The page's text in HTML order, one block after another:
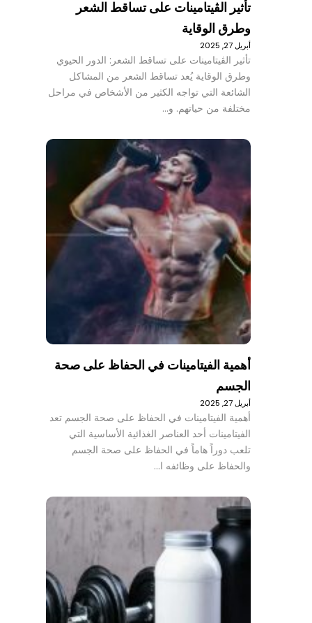
تأثير الڤيتامينات على تساقط الشعر
وطرق الوقاية
أبريل 27, 2025
تأثير الڤيتامينات على تساقط الشعر: الدور الحيوي
وطرق الوقاية يُعد تساقط الشعر من المشاكل
الشائعة التي تواجه الكثير من الأشخاص في مراحل
مختلفة من حياتهم. و…
أهمية الفيتامينات في الحفاظ على صحة
الجسم
أبريل 27, 2025
أهمية الفيتامينات في الحفاظ على صحة الجسم تعد
الفيتامينات أحد العناصر الغذائية الأساسية التي
تلعب دوراً هاماً في الحفاظ على صحة الجسم
والحفاظ على وظائفه ا…